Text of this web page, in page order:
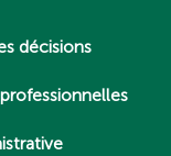
décisions